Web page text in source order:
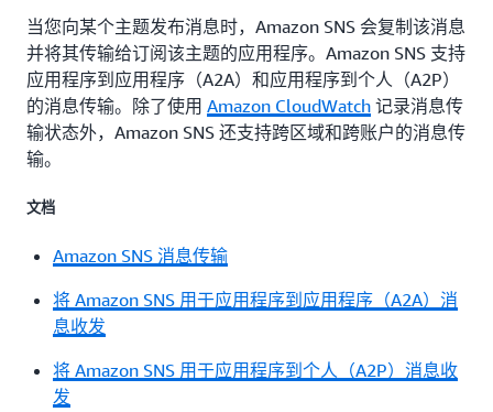
当您向某个主题发布消息时，Amazon SNS 会复制该消息
并将其传输给订阅该主题的应用程序。Amazon SNS 支持
应用程序到应用程序（A2A）和应用程序到个人（A2P）
的消息传输。除了使用 Amazon CloudWatch 记录消息传
输状态外，Amazon SNS 还支持跨区域和跨账户的消息传
输。
文档
Amazon SNS 消息传输
将 Amazon SNS 用于应用程序到应用程序（A2A）消
息收发
将 Amazon SNS 用于应用程序到个人（A2P）消息收
发